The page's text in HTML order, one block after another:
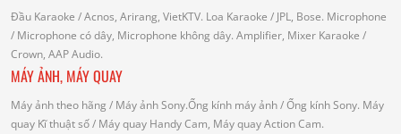
Đầu Karaoke / Acnos, Arirang, VietKTV. Loa Karaoke / JPL, Bose. Microphone
/ Microphone có dây, Microphone không dây. Amplifier, Mixer Karaoke /
Crown, AAP Audio.
MÁY ẢNH, MÁY QUAY
Máy ảnh theo hãng / Máy ảnh Sony.Ống kính máy ảnh / Ống kính Sony. Máy
quay Kĩ thuật số/ Máy quay Handy Cam, Máy quay Action Cam.